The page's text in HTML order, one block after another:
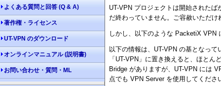
よくある質問と回答 (Q & A)
著作権・ライセンス
UT-VPN のダウンロード
オンラインマニュアル (説明書)
お問い合わせ・質問・ML
UT-VPN プロジェクトは開始された
だ終わっていません。ご容赦いただけ
しかし、以下のような PacketiX VPN
以下の情報は、UT-VPN の基となっ
「UT-VPN」に置き換えると、ほと
Bridge がありますが、UT-VPN には
点でも VPN Server を使用してくださ